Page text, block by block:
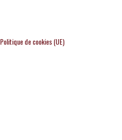
Politique de cookies (UE)